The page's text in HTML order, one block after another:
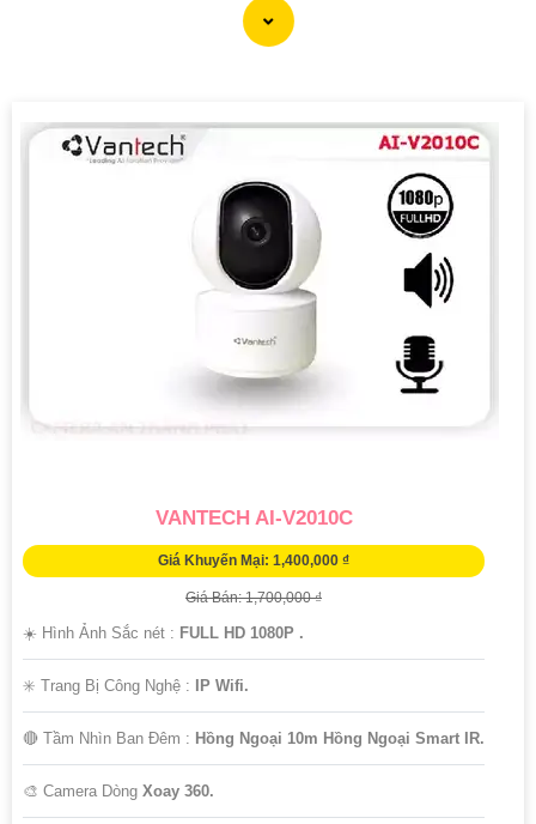
VANTECH AI-V2010C
Giá Khuyến Mại: 1,400,000 ₫
Giá Bán: 1,700,000 ₫
☀️ Hình Ảnh Sắc nét : FULL HD 1080P .
✳️ Trang Bị Công Nghệ : IP Wifi.
🔴 Tầm Nhìn Ban Đêm : Hồng Ngoại 10m Hồng Ngoại Smart IR.
🎨 Camera Dòng Xoay 360.